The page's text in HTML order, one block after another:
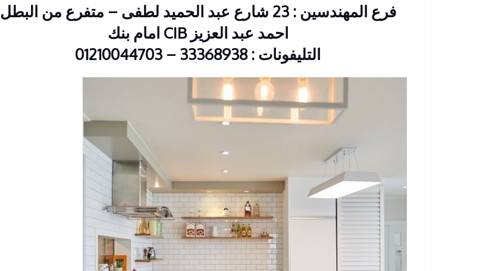
فرع المهندسين : 23 شارع عبد الحميد لطفى – متفرع من البطل
احمد عبد العزيز CIB امام بنك
التليفونات : 33368938 – 01210044703